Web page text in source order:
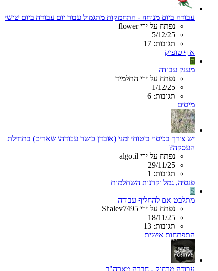
עבודה ביום מנוחה - התחמקות מתגמול עבור יום עבודה ביום שישי
נפתח על ידי flower
5/12/25
תגובות: 17
אוף טופיק
ה
מענק עבודה
נפתח על ידי התלמיד
1/12/25
תגובות: 6
מיסים
יש צורך בכיסוי ביטוחי זמני (אובדן כושר עבודה\ שארים) בתחילת
העסקה?
נפתח על ידי algo.il
29/11/25
תגובות: 1
פנסיה, גמל וקרנות השתלמות
S
מתלבט אם להחליף עבודה
נפתח על ידי Shalev7495
18/11/25
תגובות: 13
התפתחות אישית
עבודה מרחוק - חברה מארה"ב